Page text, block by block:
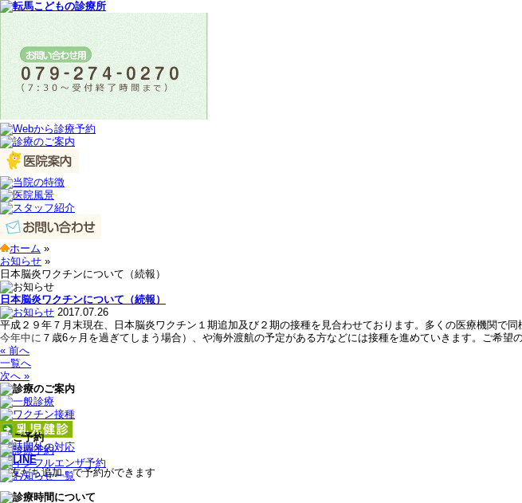
ホーム »
お知らせ »
日本脳炎ワクチンについて（続報）
日本脳炎ワクチンについて（続報）
2017.07.26
平成２９年７月末現在、日本脳炎ワクチン１期追加及び２期の接種を見合わせております。多くの医療機関で
今年中に ７歳6ヶ月を過ぎてしまう場合）、や海外渡航の予定がある方などには接種を進めていきます。ご希望
« 前へ
一覧へ
次へ »
「友だち追加」で予約ができます